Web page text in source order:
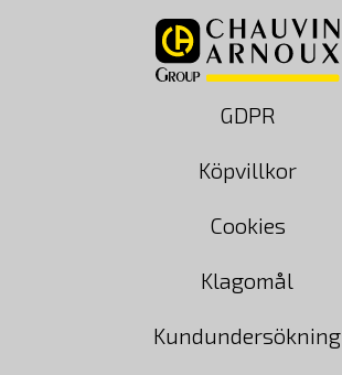
GDPR
Köpvillkor
Cookies
Klagomål
Kundundersökning